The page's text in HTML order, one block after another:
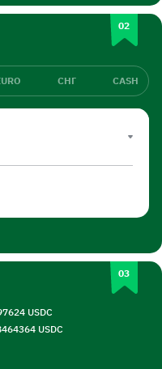
СНГ CASH
USDC
USDC